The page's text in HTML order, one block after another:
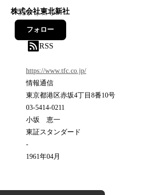
株式会社東北新社
32フォロワー
フォロー
RSS
https://www.tfc.co.jp/
情報通信
東京都港区赤坂4丁目8番10号
03-5414-0211
小坂 恵一
東証スタンダード
-
1961年04月